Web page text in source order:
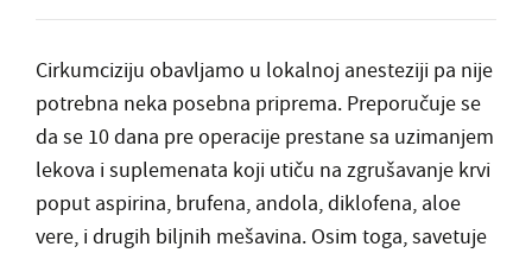
Cirkumciziju obavljamo u lokalnoj anesteziji pa nije
potrebna neka posebna priprema. Preporučuje se
da se 10 dana pre operacije prestane sa uzimanjem
lekova i suplemenata koji utiču na zgrušavanje krvi
poput aspirina, brufena, andola, diklofena, aloe
vere, i drugih biljnih mešavina. Osim toga, savetuje